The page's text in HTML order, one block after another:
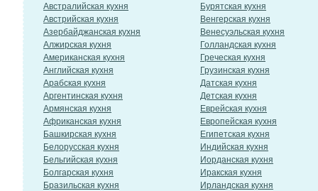
Австралийская кухня
Австрийская кухня
Азербайджанская кухня
Алжирская кухня
Американская кухня
Английская кухня
Арабская кухня
Аргентинская кухня
Армянская кухня
Африканская кухня
Башкирская кухня
Белорусская кухня
Бельгийская кухня
Болгарская кухня
Бразильская кухня
Бурятская кухня
Венгерская кухня
Венесуэльская кухня
Голландская кухня
Греческая кухня
Грузинская кухня
Датская кухня
Детская кухня
Еврейская кухня
Европейская кухня
Египетская кухня
Индийская кухня
Иорданская кухня
Иракская кухня
Ирландская кухня